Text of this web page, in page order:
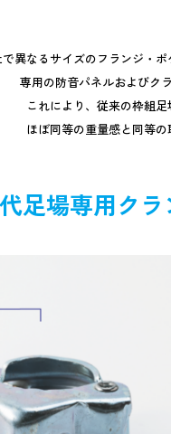
異なるサイズのフランジ・
専用の防音パネルおよびク
これにより、従来の枠組
ほぼ同等の重量感と同等
足場専用ク